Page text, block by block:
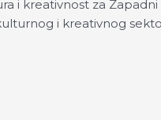
kreativnost za Zapadni
i kreativnog